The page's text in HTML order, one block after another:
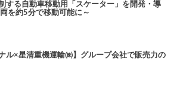
する自動車移動用「スケーター」を開発・導
を約5分で移動可能に～
ル×星清重機運輸㈱】グループ会社で販売力の